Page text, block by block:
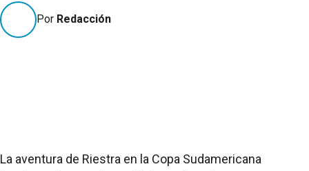
Por Redacción
La aventura de Riestra en la Copa Sudamericana